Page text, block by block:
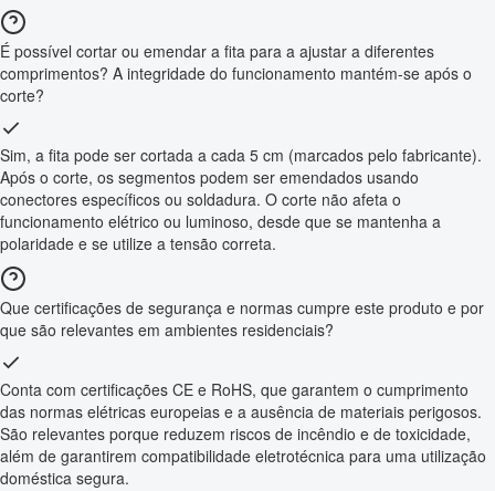
É possível cortar ou emendar a fita para a ajustar a diferentes
comprimentos? A integridade do funcionamento mantém-se após o
corte?
Sim, a fita pode ser cortada a cada 5 cm (marcados pelo fabricante).
Após o corte, os segmentos podem ser emendados usando
conectores específicos ou soldadura. O corte não afeta o
funcionamento elétrico ou luminoso, desde que se mantenha a
polaridade e se utilize a tensão correta.
Que certificações de segurança e normas cumpre este produto e por
que são relevantes em ambientes residenciais?
Conta com certificações CE e RoHS, que garantem o cumprimento
das normas elétricas europeias e a ausência de materiais perigosos.
São relevantes porque reduzem riscos de incêndio e de toxicidade,
além de garantirem compatibilidade eletrotécnica para uma utilização
doméstica segura.